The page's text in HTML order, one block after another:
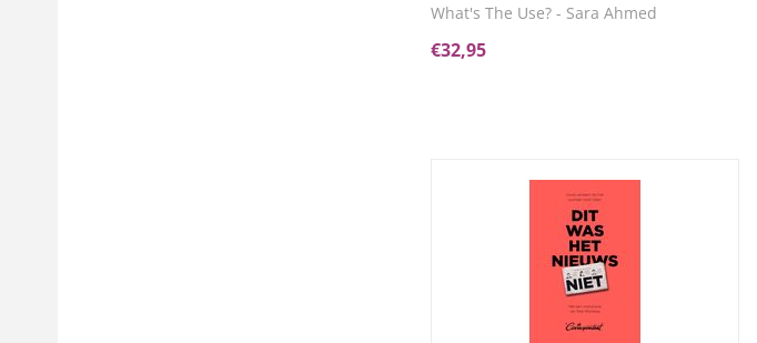
What's The Use? - Sara Ahmed
€32,95